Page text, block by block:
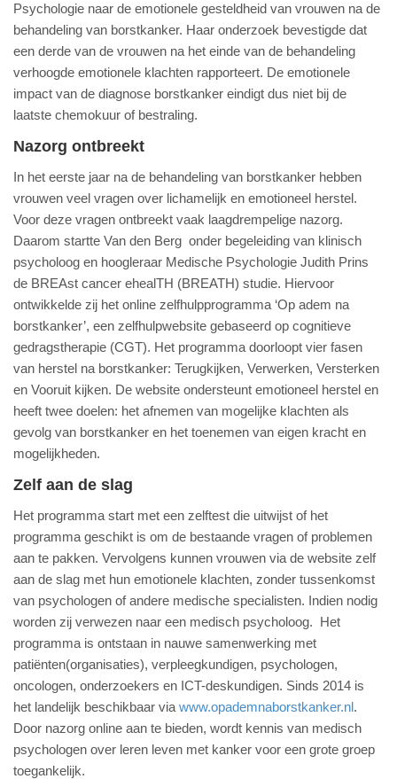
Psychologie naar de emotionele gesteldheid van vrouwen na de
behandeling van borstkanker. Haar onderzoek bevestigde dat
een derde van de vrouwen na het einde van de behandeling
verhoogde emotionele klachten rapporteert. De emotionele
impact van de diagnose borstkanker eindigt dus niet bij de
laatste chemokuur of bestraling.
Nazorg ontbreekt
In het eerste jaar na de behandeling van borstkanker hebben
vrouwen veel vragen over lichamelijk en emotioneel herstel.
Voor deze vragen ontbreekt vaak laagdrempelige nazorg.
Daarom startte Van den Berg onder begeleiding van klinisch
psycholoog en hoogleraar Medische Psychologie Judith Prins
de BREAst cancer ehealTH (BREATH) studie. Hiervoor
ontwikkelde zij het online zelfhulpprogramma ‘Op adem na
borstkanker’, een zelfhulpwebsite gebaseerd op cognitieve
gedragstherapie (CGT). Het programma doorloopt vier fasen
van herstel na borstkanker: Terugkijken, Verwerken, Versterken
en Vooruit kijken. De website ondersteunt emotioneel herstel en
heeft twee doelen: het afnemen van mogelijke klachten als
gevolg van borstkanker en het toenemen van eigen kracht en
mogelijkheden.
Zelf aan de slag
Het programma start met een zelftest die uitwijst of het
programma geschikt is om de bestaande vragen of problemen
aan te pakken. Vervolgens kunnen vrouwen via de website zelf
aan de slag met hun emotionele klachten, zonder tussenkomst
van psychologen of andere medische specialisten. Indien nodig
worden zij verwezen naar een medisch psycholoog. Het
programma is ontstaan in nauwe samenwerking met
patiënten(organisaties), verpleegkundigen, psychologen,
oncologen, onderzoekers en ICT-deskundigen. Sinds 2014 is
het landelijk beschikbaar via www.opademnaborstkanker.nl.
Door nazorg online aan te bieden, wordt kennis van medisch
psychologen over leren leven met kanker voor een grote groep
toegankelijk.